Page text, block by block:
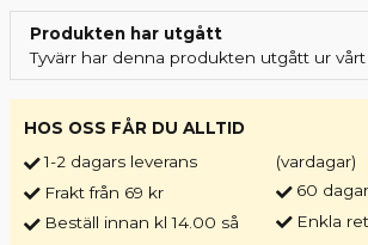
Produkten har utgått
Tyvärr har denna produkten utgått ur
HOS OSS FÅR DU ALLTID
1-2 dagars leverans
Frakt från 69 kr
Beställ innan kl 14.00 så
(vardagar)
60
Enkla